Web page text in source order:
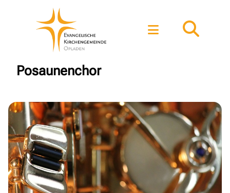
Posaunenchor